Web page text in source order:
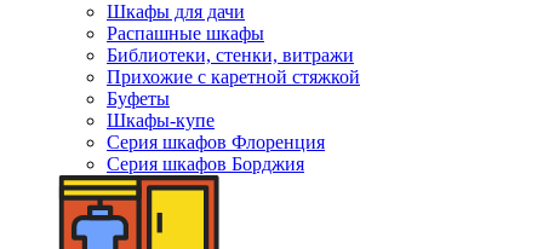
Шкафы для дачи
Распашные шкафы
Библиотеки, стенки, витражи
Прихожие с каретной стяжкой
Буфеты
Шкафы-купе
Серия шкафов Флоренция
Серия шкафов Борджия